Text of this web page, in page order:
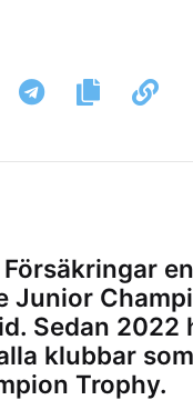
Junior
Sedan 2022
klubbar
Trophy.